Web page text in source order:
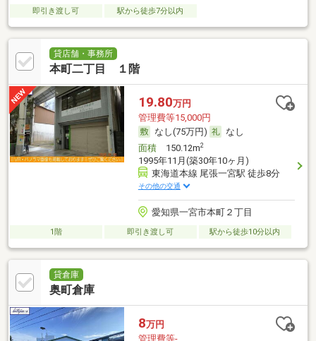
即引き渡し可 駅から徒歩7分以内
貸店舗・事務所
本町二丁目 １階
19.80万円
管理費等15,000円
なし(75万円)
なし
面積150.12m2
1995年11月(築30年10ヶ月)
東海道本線 尾張一宮駅 徒歩8分
その他の交通
愛知県一宮市本町２丁目
1階 即引き渡し可 駅から徒歩10分以内
貸倉庫
奥町倉庫
8万円
管理費等-